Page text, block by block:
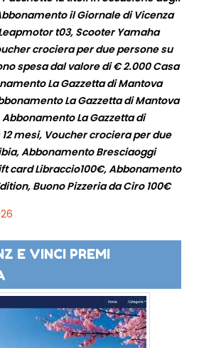
il Giornale di Vicenza
t03, Scooter Yamaha
crociera per due persone su
spesa dal valore di € 2.000 Casa
La Gazzetta di Mantova
La Gazzetta di Mantova
La Gazzetta di
mesi, Voucher crociera per due
Abbonamento Bresciaoggi
card Libraccio100€, Abbonamento
Buono Pizzeria da Ciro 100€
E VINCI PREMI